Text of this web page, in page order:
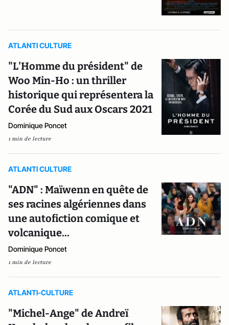
ATLANTI CULTURE
"L'Homme du président" de
Woo Min-Ho : un thriller
historique qui représentera la
Corée du Sud aux Oscars 2021
Dominique Poncet
1 min de lecture
ATLANTI CULTURE
"ADN" : Maïwenn en quête de
ses racines algériennes dans
une autofiction comique et
volcanique...
Dominique Poncet
1 min de lecture
ATLANTI-CULTURE
"Michel-Ange" de Andreï